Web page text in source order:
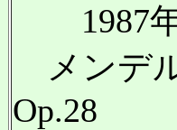
1987年
メンデ
Op.28